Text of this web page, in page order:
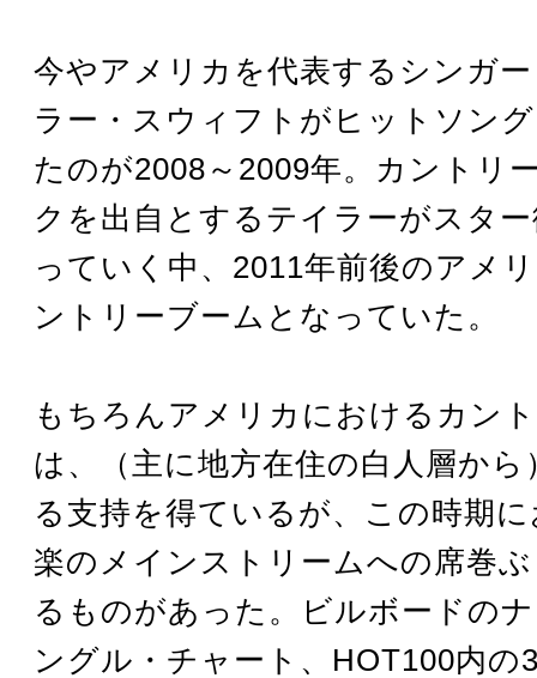
今やアメリカを代表するシンガ
ラー・スウィフトがヒットソン
たのが2008～2009年。カントリ
クを出自とするテイラーがスタ
っていく中、2011年前後のアメ
ントリーブームとなっていた。
もちろんアメリカにおけるカン
は、（主に地方在住の白人層から
る支持を得ているが、この時期
楽のメインストリームへの席巻
るものがあった。ビルボードの
ングル・チャート、HOT100内の